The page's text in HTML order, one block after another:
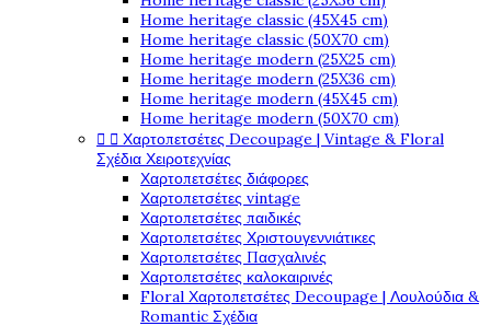
Home heritage classic (45X45 cm)
Home heritage classic (50X70 cm)
Home heritage modern (25X25 cm)
Home heritage modern (25X36 cm)
Home heritage modern (45X45 cm)
Home heritage modern (50X70 cm)
  Χαρτοπετσέτες Decoupage | Vintage & Floral
Σχέδια Χειροτεχνίας
Χαρτοπετσέτες διάφορες
Χαρτοπετσέτες vintage
Χαρτοπετσέτες παιδικές
Χαρτοπετσέτες Χριστουγεννιάτικες
Χαρτοπετσέτες Πασχαλινές
Χαρτοπετσέτες καλοκαιρινές
Floral Χαρτοπετσέτες Decoupage | Λουλούδια &
Romantic Σχέδια